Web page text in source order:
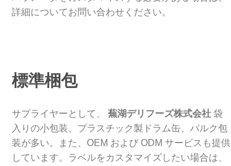
詳細についてお問い合わせください。
標準梱包
サプライヤーとして、 蕪湖デリフーズ株式会社 袋
入りの小包装、プラスチック製ドラム缶、バルク包
装が多い。また、OEM および ODM サービスも提供
しています。ラベルをカスタマイズしたい場合は、